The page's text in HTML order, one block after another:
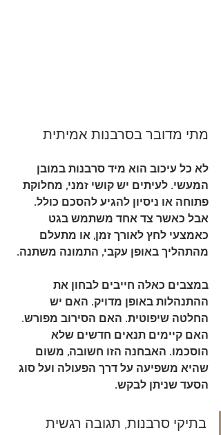
מתי מדובר בסרבנות אמיתית
לא כל עיכוב הוא מיד סרבנות במובן
המעשי. לעיתים יש קושי זמני, מחלוקת
פתוחה או ניסיון להגיע להסכם כולל.
אבל כאשר צד אחד משתמש בגט
כאמצעי לחץ לאורך זמן, או מתעלם
מהתהליך באופן עקבי, התמונה משתנה.
במצבים כאלה חייבים לבחון את
ההתנהלות באופן מדויק. האם יש
החלטה שיפוטית. האם הסירוב מפורש.
האם קיימים תנאים חדשים שלא
הוסכמו. האבחנה הזו חשובה, משום
שהיא משפיעה על דרך הפעולה ועל סוג
הסעד שניתן לבקש.
בתיקי סרבנות, תגובה רגשית